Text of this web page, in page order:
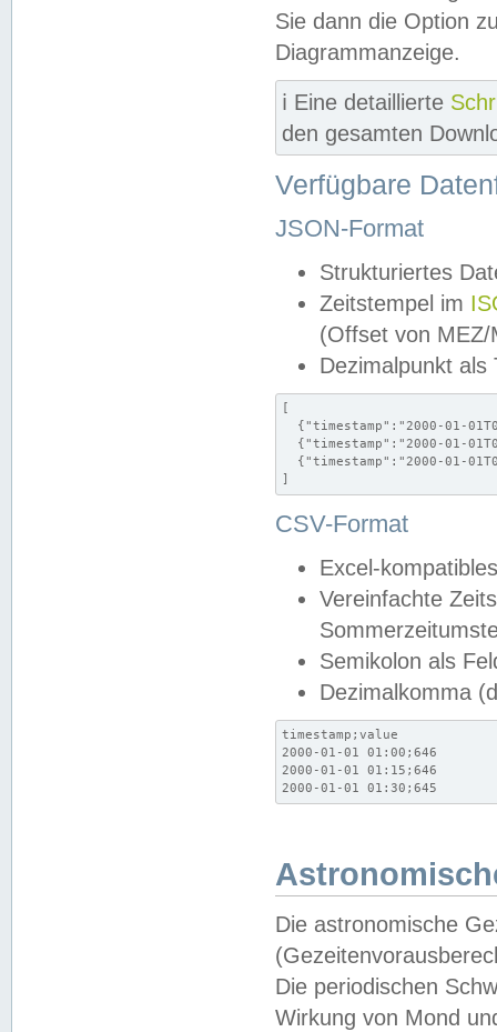
Sie dann die Option
Diagrammanzeige.
ℹ️ Eine detaillierte
den gesamten
Verfügbare
JSON-Format
Strukturiertes
Zeitstempel im
(Offset von MEZ/
Dezimalpunkt als
[
{"timestamp":"2000-01-
{"timestamp":"2000-01-
{"timestamp":"2000-01-
]
CSV-Format
Excel-
Vereinfachte
Semikolon als
Dezimalkomma
timestamp;value
2000-01-01 01:00;646
2000-01-01 01:15;646
2000-01-01 01:30;645
Die astronomische
Die periodischen
Wirkung von Mond